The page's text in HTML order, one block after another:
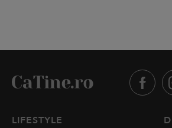
LIFESTYLE